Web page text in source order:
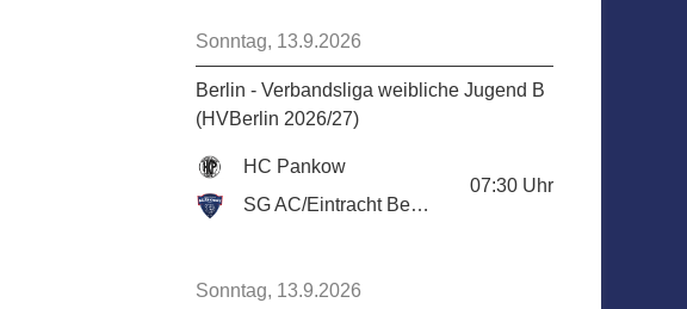
Sonntag, 13.9.2026
Berlin - Verbandsliga weibliche Jugend B
(HVBerlin 2026/27)
HC Pankow
SG AC/Eintracht Berlin
07:30 Uhr
Sonntag, 13.9.2026